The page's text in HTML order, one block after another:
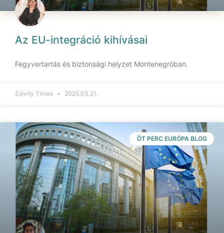
Az EU-integráció kihívásai
Fegyvertartás és biztonsági helyzet Montenegróban.
Zsivity Tímea 2025.03.21.
ÖT PERC EURÓPA BLOG